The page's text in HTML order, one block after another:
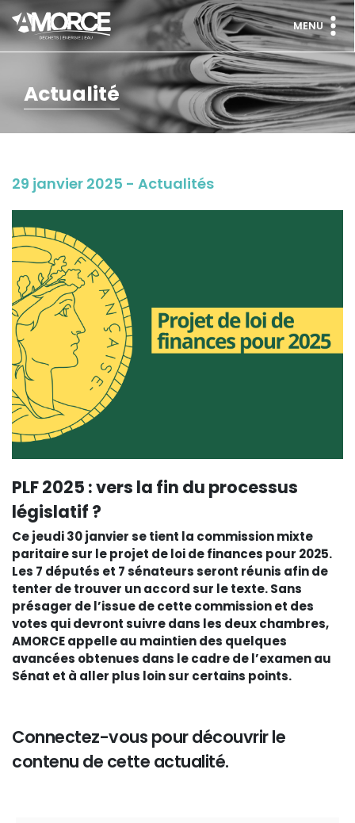
MENU
Actualité
29 janvier 2025 - Actualités
PLF 2025 : vers la fin du processus
législatif ?
Ce jeudi 30 janvier se tient la commission mixte
paritaire sur le projet de loi de finances pour 2025.
Les 7 députés et 7 sénateurs seront réunis afin de
tenter de trouver un accord sur le texte. Sans
présager de l’issue de cette commission et des
votes qui devront suivre dans les deux chambres,
AMORCE appelle au maintien des quelques
avancées obtenues dans le cadre de l’examen au
Sénat et à aller plus loin sur certains points.
Connectez-vous pour découvrir le
contenu de cette actualité.